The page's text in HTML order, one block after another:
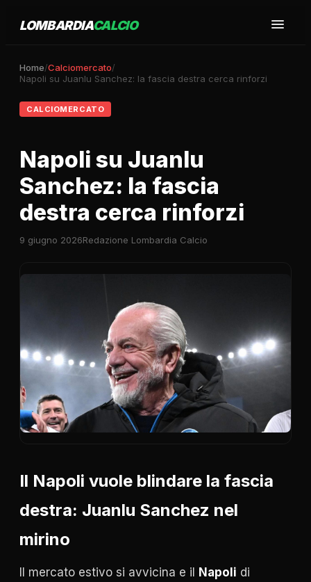
LOMBARDIACALCIO
Home/Calciomercato/
Napoli su Juanlu Sanchez: la fascia destra cerca rinforzi
CALCIOMERCATO
Napoli su Juanlu
Sanchez: la fascia
destra cerca rinforzi
9 giugno 2026Redazione Lombardia Calcio
Il Napoli vuole blindare la fascia
destra: Juanlu Sanchez nel
mirino
Il mercato estivo si avvicina e il Napoli di